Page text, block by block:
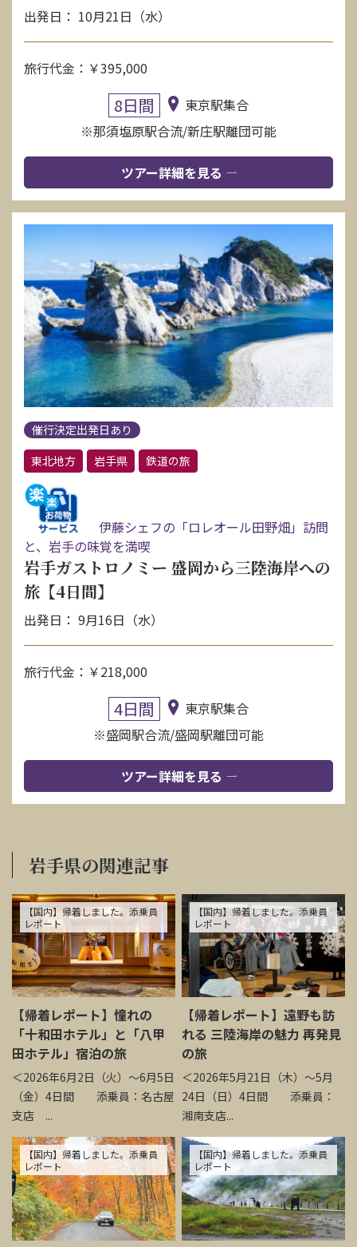
出発日： 10月21日（水）
旅行代金：￥395,000
8日間
東京駅集合
※那須塩原駅合流/新庄駅離団可能
ツアー詳細を見る
催行決定出発日あり
東北地方
岩手県 鉄道の旅
伊藤シェフの「ロレオール田野畑」訪問
と、岩手の味覚を満喫
岩手ガストロノミー 盛岡から三陸海岸への
旅【4日間】
出発日： 9月16日（水）
旅行代金：￥218,000
4日間
東京駅集合
※盛岡駅合流/盛岡駅離団可能
ツアー詳細を見る
岩手県の関連記事
【国内】帰着しました。添乗員
レポート
【帰着レポート】憧れの
「十和田ホテル」と「八甲
田ホテル」宿泊の旅
＜2026年6月2日（火）～6月5日
（金）4日間 添乗員：名古屋
支店 ...
【国内】帰着しました。添乗員
レポート
【帰着レポート】遠野も訪
れる 三陸海岸の魅力 再発見
の旅
＜2026年5月21日（木）～5月
24日（日）4日間 添乗員：
湘南支店...
【国内】帰着しました。添乗員
レポート
【国内】帰着しました。添乗員
レポート